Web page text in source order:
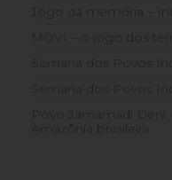
Jogo da memória –
MOVÍ – o jogo dos
Semana dos Povos
Semana dos Povos
Povo Jamamadi Deni
Amazônia brasileira